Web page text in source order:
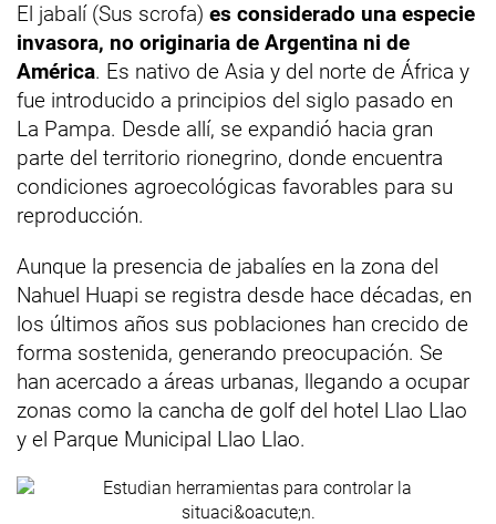
El jabalí (Sus scrofa) es considerado una especie
invasora, no originaria de Argentina ni de
América. Es nativo de Asia y del norte de África y
fue introducido a principios del siglo pasado en
La Pampa. Desde allí, se expandió hacia gran
parte del territorio rionegrino, donde encuentra
condiciones agroecológicas favorables para su
reproducción.
Aunque la presencia de jabalíes en la zona del
Nahuel Huapi se registra desde hace décadas, en
los últimos años sus poblaciones han crecido de
forma sostenida, generando preocupación. Se
han acercado a áreas urbanas, llegando a ocupar
zonas como la cancha de golf del hotel Llao Llao
y el Parque Municipal Llao Llao.